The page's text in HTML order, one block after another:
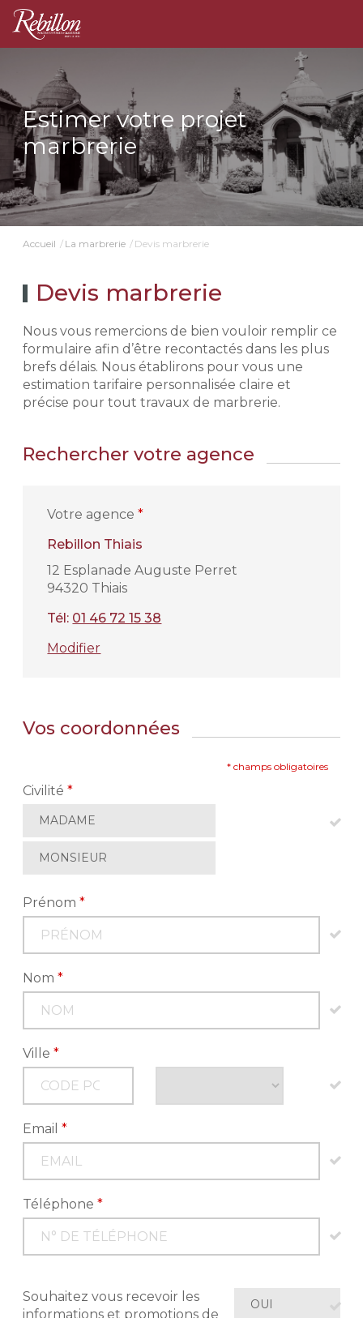
Estimer votre projet
marbrerie
Accueil La marbrerie Devis marbrerie
Devis marbrerie
Nous vous remercions de bien vouloir remplir ce
formulaire afin d’être recontactés dans les plus
brefs délais. Nous établirons pour vous une
estimation tarifaire personnalisée claire et
précise pour tout travaux de marbrerie.
Rechercher votre agence
Votre agence*
Rebillon Thiais
12 Esplanade Auguste Perret
94320 Thiais
Tél: 01 46 72 15 38
Modifier
Vos coordonnées
* champs obligatoires
Civilité*
MADAME
MONSIEUR
Prénom*
Nom*
Ville*
Email*
Téléphone*
Souhaitez vous recevoir les
informations et promotions de
OUI